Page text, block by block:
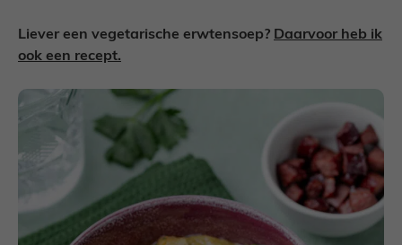
Liever een vegetarische erwtensoep? Daarvoor heb ik
ook een recept.